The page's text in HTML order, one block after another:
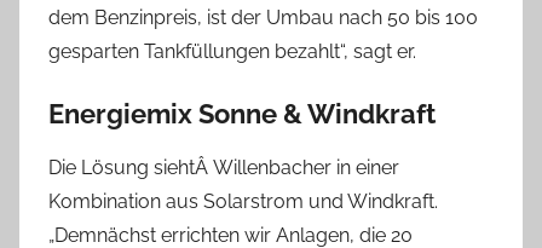
dem Benzinpreis, ist der Umbau nach 50 bis 100
gesparten Tankfüllungen bezahlt“, sagt er.
Energiemix Sonne & Windkraft
Die Lösung siehtÂ Willenbacher in einer
Kombination aus Solarstrom und Windkraft.
„Demnächst errichten wir Anlagen, die 20